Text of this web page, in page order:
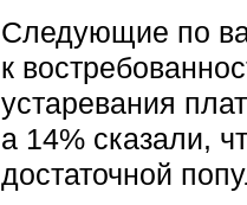
Следующие по
к
устаревания
а 14% сказали,
достаточной